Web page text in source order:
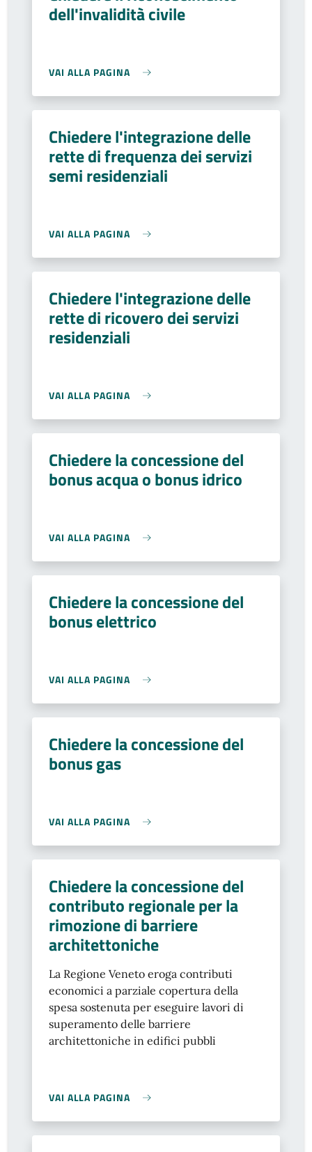
dell'invalidità civile
VAI ALLA PAGINA
Chiedere l'integrazione delle
rette di frequenza dei servizi
semi residenziali
VAI ALLA PAGINA
Chiedere l'integrazione delle
rette di ricovero dei servizi
residenziali
VAI ALLA PAGINA
Chiedere la concessione del
bonus acqua o bonus idrico
VAI ALLA PAGINA
Chiedere la concessione del
bonus elettrico
VAI ALLA PAGINA
Chiedere la concessione del
bonus gas
VAI ALLA PAGINA
Chiedere la concessione del
contributo regionale per la
rimozione di barriere
architettoniche
La Regione Veneto eroga contributi
economici a parziale copertura della
spesa sostenuta per eseguire lavori di
superamento delle barriere
architettoniche in edifici pubbli
VAI ALLA PAGINA